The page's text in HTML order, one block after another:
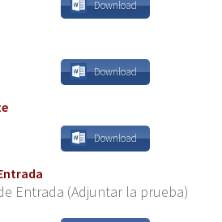
Download
Download
Download
Entrada (Adjuntar la prueba)